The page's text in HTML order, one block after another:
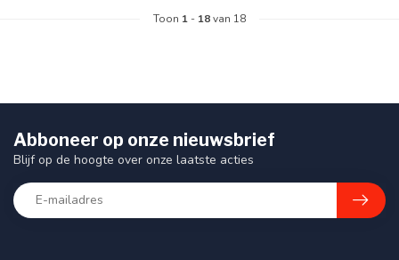
Toon 1 - 18van 18
Abboneer op onze nieuwsbrief
Blijf op de hoogte over onze laatste acties